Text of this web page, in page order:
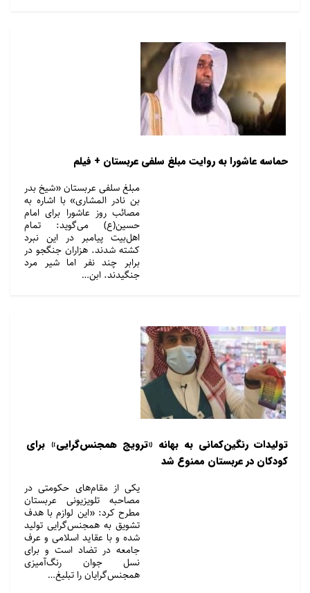
حماسه عاشورا به روایت مبلغ سلفی عربستان + فیلم
مبلغ سلفی عربستان «شیخ بدر
بن نادر المشاری» با اشاره به
مصائب روز عاشورا برای امام
حسین(ع) می‌گوید: تمام
اهل‌بیت پیامبر در این نبرد
کشته شدند. هزاران جنگجو در
برابر چند نفر اما شیر مرد
جنگیدند. ابن…
تولیدات رنگین‌کمانی به بهانه «ترویج همجنس‌گرایی» برای
کودکان در عربستان ممنوع شد
یکی از مقام‌های حکومتی در
مصاحبه تلویزیونی عربستان
مطرح کرد: «این لوازم با هدف
تشویق به همجنس‌گرایی تولید
شده و با عقاید اسلامی و عرف
جامعه در تضاد است و برای
نسل جوان رنگ‌آمیزی
همجنس‌گرایان را تبلیغ…